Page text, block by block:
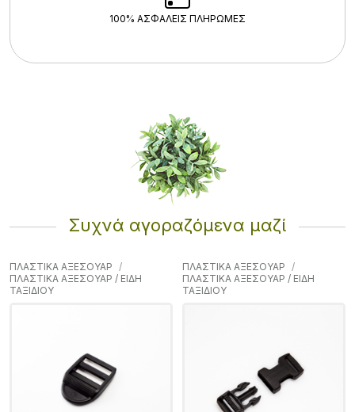
100% ΑΣΦΑΛΕΊΣ ΠΛΗΡΩΜΈΣ
Συχνά αγοραζόμενα μαζί
ΠΛΑΣΤΙΚΑ ΑΞΕΣΟΥΑΡ
ΠΛΑΣΤΙΚΑ ΑΞΕΣΟΥΑΡ / ΕΙΔΗ
ΤΑΞΙΔΙΟΥ
ΠΛΑΣΤΙΚΑ ΑΞΕΣΟΥΑΡ
ΠΛΑΣΤΙΚΑ ΑΞΕΣΟΥΑΡ / ΕΙΔΗ
ΤΑΞΙΔΙΟΥ